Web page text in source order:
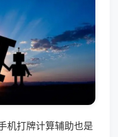
机打牌计算辅助也是